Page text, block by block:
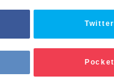
Twitter
Pocket